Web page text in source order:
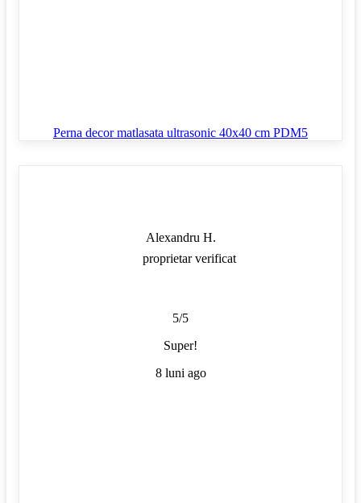
Perna decor matlasata ultrasonic 40x40 cm PDM5
Alexandru H.
proprietar verificat
5/5
Super!
8 luni ago